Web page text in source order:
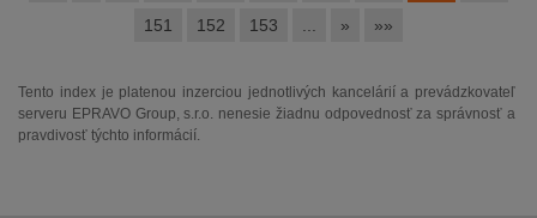
151 152 153 » »»
Tento index je platenou inzerciou jednotlivých kancelárií a prevádzkovateľ
serveru EPRAVO Group, s.r.o. nenesie žiadnu odpovednosť za správnosť a
pravdivosť týchto informácií.